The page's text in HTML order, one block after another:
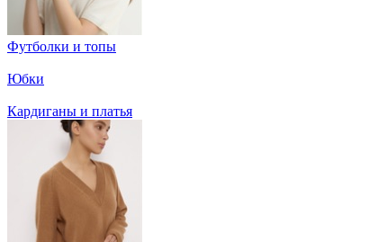
Футболки и топы
Юбки
Кардиганы и платья